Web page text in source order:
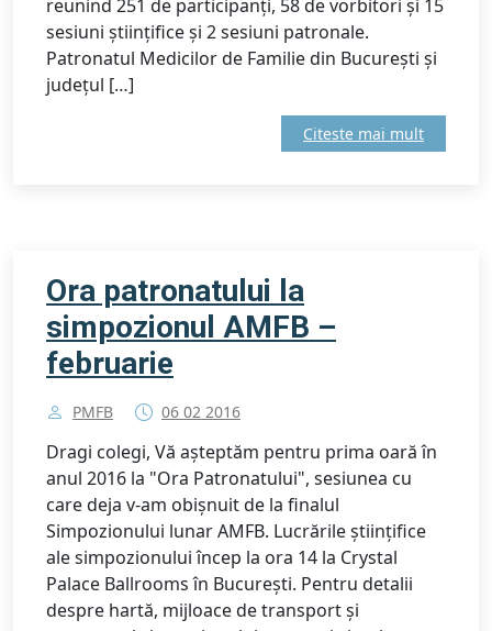
reunind 251 de participanți, 58 de vorbitori și 15
sesiuni științifice și 2 sesiuni patronale.
Patronatul Medicilor de Familie din București și
județul […]
Citeste mai mult
Ora patronatului la
simpozionul AMFB –
februarie
PMFB 06 02 2016
Dragi colegi, Vă așteptăm pentru prima oară în
anul 2016 la "Ora Patronatului", sesiunea cu
care deja v-am obișnuit de la finalul
Simpozionului lunar AMFB. Lucrările științifice
ale simpozionului încep la ora 14 la Crystal
Palace Ballrooms în București. Pentru detalii
despre hartă, mijloace de transport și